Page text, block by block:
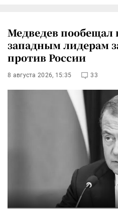
Медведев пообещал
западным лидерам
против России
8 августа 2026, 15:35 33